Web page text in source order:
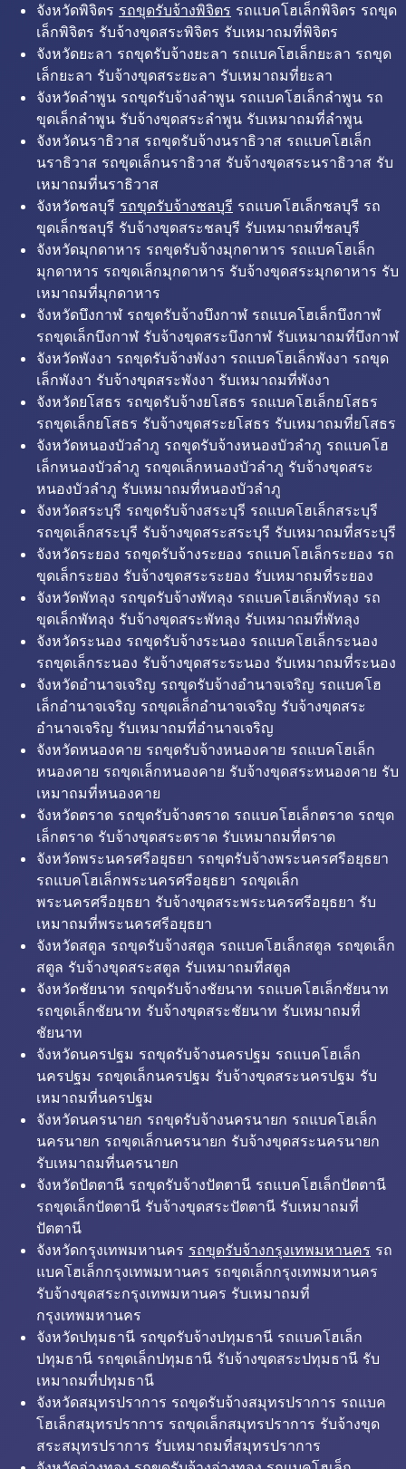
จังหวัดพิจิตร รถขุดรับจ้างพิจิตร รถแบคโฮเล็กพิจิตร รถขุด
เล็กพิจิตร รับจ้างขุดสระพิจิตร รับเหมาถมที่พิจิตร
จังหวัดยะลา รถขุดรับจ้างยะลา รถแบคโฮเล็กยะลา รถขุด
เล็กยะลา รับจ้างขุดสระยะลา รับเหมาถมที่ยะลา
จังหวัดลำพูน รถขุดรับจ้างลำพูน รถแบคโฮเล็กลำพูน รถ
ขุดเล็กลำพูน รับจ้างขุดสระลำพูน รับเหมาถมที่ลำพูน
จังหวัดนราธิวาส รถขุดรับจ้างนราธิวาส รถแบคโฮเล็ก
นราธิวาส รถขุดเล็กนราธิวาส รับจ้างขุดสระนราธิวาส รับ
เหมาถมที่นราธิวาส
จังหวัดชลบุรี รถขุดรับจ้างชลบุรี รถแบคโฮเล็กชลบุรี รถ
ขุดเล็กชลบุรี รับจ้างขุดสระชลบุรี รับเหมาถมที่ชลบุรี
จังหวัดมุกดาหาร รถขุดรับจ้างมุกดาหาร รถแบคโฮเล็ก
มุกดาหาร รถขุดเล็กมุกดาหาร รับจ้างขุดสระมุกดาหาร รับ
เหมาถมที่มุกดาหาร
จังหวัดบึงกาฬ รถขุดรับจ้างบึงกาฬ รถแบคโฮเล็กบึงกาฬ
รถขุดเล็กบึงกาฬ รับจ้างขุดสระบึงกาฬ รับเหมาถมที่บึงกาฬ
จังหวัดพังงา รถขุดรับจ้างพังงา รถแบคโฮเล็กพังงา รถขุด
เล็กพังงา รับจ้างขุดสระพังงา รับเหมาถมที่พังงา
จังหวัดยโสธร รถขุดรับจ้างยโสธร รถแบคโฮเล็กยโสธร
รถขุดเล็กยโสธร รับจ้างขุดสระยโสธร รับเหมาถมที่ยโสธร
จังหวัดหนองบัวลำภู รถขุดรับจ้างหนองบัวลำภู รถแบคโฮ
เล็กหนองบัวลำภู รถขุดเล็กหนองบัวลำภู รับจ้างขุดสระ
หนองบัวลำภู รับเหมาถมที่หนองบัวลำภู
จังหวัดสระบุรี รถขุดรับจ้างสระบุรี รถแบคโฮเล็กสระบุรี
รถขุดเล็กสระบุรี รับจ้างขุดสระสระบุรี รับเหมาถมที่สระบุรี
จังหวัดระยอง รถขุดรับจ้างระยอง รถแบคโฮเล็กระยอง รถ
ขุดเล็กระยอง รับจ้างขุดสระระยอง รับเหมาถมที่ระยอง
จังหวัดพัทลุง รถขุดรับจ้างพัทลุง รถแบคโฮเล็กพัทลุง รถ
ขุดเล็กพัทลุง รับจ้างขุดสระพัทลุง รับเหมาถมที่พัทลุง
จังหวัดระนอง รถขุดรับจ้างระนอง รถแบคโฮเล็กระนอง
รถขุดเล็กระนอง รับจ้างขุดสระระนอง รับเหมาถมที่ระนอง
จังหวัดอำนาจเจริญ รถขุดรับจ้างอำนาจเจริญ รถแบคโฮ
เล็กอำนาจเจริญ รถขุดเล็กอำนาจเจริญ รับจ้างขุดสระ
อำนาจเจริญ รับเหมาถมที่อำนาจเจริญ
จังหวัดหนองคาย รถขุดรับจ้างหนองคาย รถแบคโฮเล็ก
หนองคาย รถขุดเล็กหนองคาย รับจ้างขุดสระหนองคาย รับ
เหมาถมที่หนองคาย
จังหวัดตราด รถขุดรับจ้างตราด รถแบคโฮเล็กตราด รถขุด
เล็กตราด รับจ้างขุดสระตราด รับเหมาถมที่ตราด
จังหวัดพระนครศรีอยุธยา รถขุดรับจ้างพระนครศรีอยุธยา
รถแบคโฮเล็กพระนครศรีอยุธยา รถขุดเล็ก
พระนครศรีอยุธยา รับจ้างขุดสระพระนครศรีอยุธยา รับ
เหมาถมที่พระนครศรีอยุธยา
จังหวัดสตูล รถขุดรับจ้างสตูล รถแบคโฮเล็กสตูล รถขุดเล็ก
สตูล รับจ้างขุดสระสตูล รับเหมาถมที่สตูล
จังหวัดชัยนาท รถขุดรับจ้างชัยนาท รถแบคโฮเล็กชัยนาท
รถขุดเล็กชัยนาท รับจ้างขุดสระชัยนาท รับเหมาถมที่
ชัยนาท
จังหวัดนครปฐม รถขุดรับจ้างนครปฐม รถแบคโฮเล็ก
นครปฐม รถขุดเล็กนครปฐม รับจ้างขุดสระนครปฐม รับ
เหมาถมที่นครปฐม
จังหวัดนครนายก รถขุดรับจ้างนครนายก รถแบคโฮเล็ก
นครนายก รถขุดเล็กนครนายก รับจ้างขุดสระนครนายก
รับเหมาถมที่นครนายก
จังหวัดปัตตานี รถขุดรับจ้างปัตตานี รถแบคโฮเล็กปัตตานี
รถขุดเล็กปัตตานี รับจ้างขุดสระปัตตานี รับเหมาถมที่
ปัตตานี
จังหวัดกรุงเทพมหานคร รถขุดรับจ้างกรุงเทพมหานคร รถ
แบคโฮเล็กกรุงเทพมหานคร รถขุดเล็กกรุงเทพมหานคร
รับจ้างขุดสระกรุงเทพมหานคร รับเหมาถมที่
กรุงเทพมหานคร
จังหวัดปทุมธานี รถขุดรับจ้างปทุมธานี รถแบคโฮเล็ก
ปทุมธานี รถขุดเล็กปทุมธานี รับจ้างขุดสระปทุมธานี รับ
เหมาถมที่ปทุมธานี
จังหวัดสมุทรปราการ รถขุดรับจ้างสมุทรปราการ รถแบค
โฮเล็กสมุทรปราการ รถขุดเล็กสมุทรปราการ รับจ้างขุด
สระสมุทรปราการ รับเหมาถมที่สมุทรปราการ